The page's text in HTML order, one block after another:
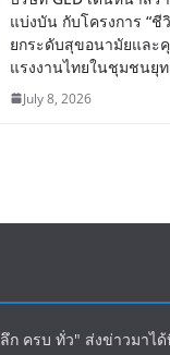
แบ่งบัน​ กับโครงการ “ชี
ยกระดับสุขอนามัยและ
แรงงานไทยในชุมชนยุ
July 8, 2026
ก ครบ ทั่ว" ส่งข่าวมาไ